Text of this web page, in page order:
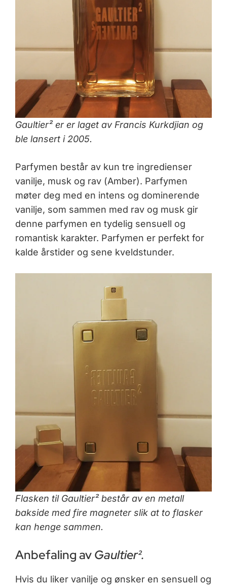
Gaultier² er er laget av Francis Kurkdjian og
ble lansert i 2005.
Parfymen består av kun tre ingredienser
vanilje, musk og rav (Amber). Parfymen
møter deg med en intens og dominerende
vanilje, som sammen med rav og musk gir
denne parfymen en tydelig sensuell og
romantisk karakter. Parfymen er perfekt for
kalde årstider og sene kveldstunder.
Flasken til Gaultier² består av en metall
bakside med fire magneter slik at to flasker
kan henge sammen.
Anbefaling avGaultier².
Hvis du liker vanilje og ønsker en sensuell og